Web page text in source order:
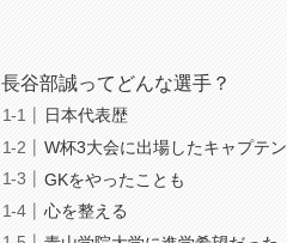
長谷部誠ってどんな選手？
日本代表歴
W杯3大会に出場したキャプテン
GKをやったことも
心を整える